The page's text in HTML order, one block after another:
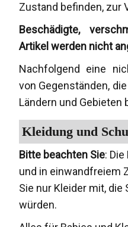
Zustand befinden, zur
Beschädigte,
Artikel werden nicht
Nachfolgend eine
von Gegenständen,
Ländern und Gebieten
Kleidung und
Bitte beachten Sie:
und in einwandfreiem
Sie nur Kleider mit, die
würden.